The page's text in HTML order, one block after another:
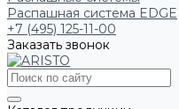
Распашная система EDGE
+7 (495) 125-11-00
Заказать звонок